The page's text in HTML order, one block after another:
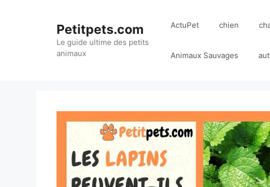
Petitpets.com
Le guide ultime des petits
animaux
ActuPet chien
Animaux Sauvages